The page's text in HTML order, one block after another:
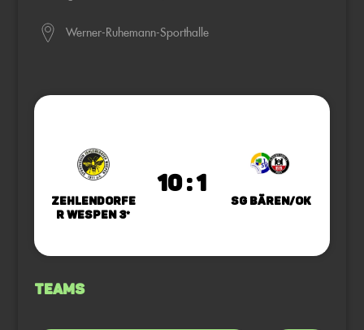
Werner-Ruhemann-Sporthalle
Zehlendorfe
r Wespen 3*
10 : 1
SG Bären/OK
Teams